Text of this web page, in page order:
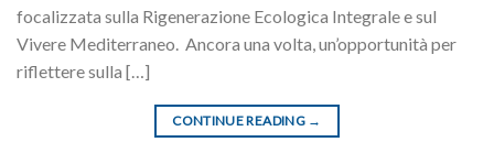
focalizzata sulla Rigenerazione Ecologica Integrale e sul
Vivere Mediterraneo. Ancora una volta, un’opportunità per
riflettere sulla […]
CONTINUE READING →